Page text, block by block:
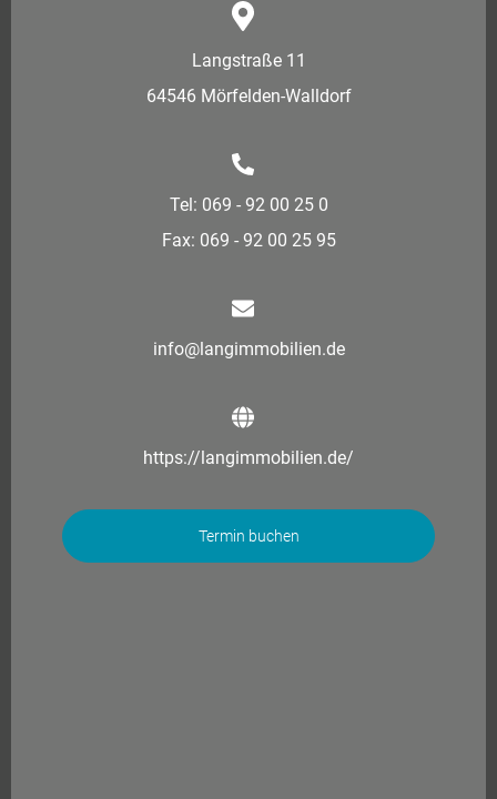
Langstraße 11
64546 Mörfelden-Walldorf
Tel: 069 - 92 00 25 0
Fax: 069 - 92 00 25 95
info@langimmobilien.de
https://langimmobilien.de/
Termin buchen